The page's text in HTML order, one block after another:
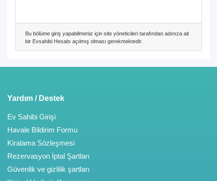
Bu bölüme giriş yapabilmeniz için site yöneticileri tarafından adınıza ait
bir Evsahibi Hesabı açılmış olması gerekmektedir.
Yardım / Destek
Ev Sahibi Girişi
Havale Bildirim Formu
Kiralama Sözleşmesi
Rezervasyon İptal Şartları
Güvenlik ve gizlilik şartları